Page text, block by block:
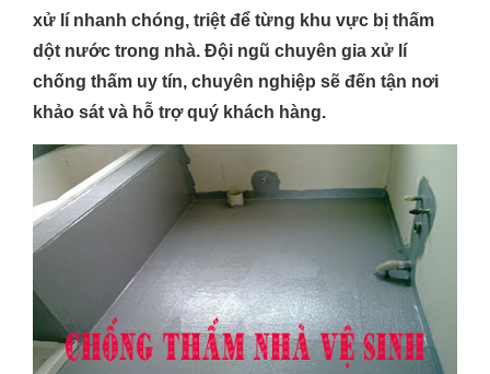
xử lí nhanh chóng, triệt để từng khu vực bị thấm
dột nước trong nhà. Đội ngũ chuyên gia xử lí
chống thấm uy tín, chuyên nghiệp sẽ đến tận nơi
khảo sát và hỗ trợ quý khách hàng.